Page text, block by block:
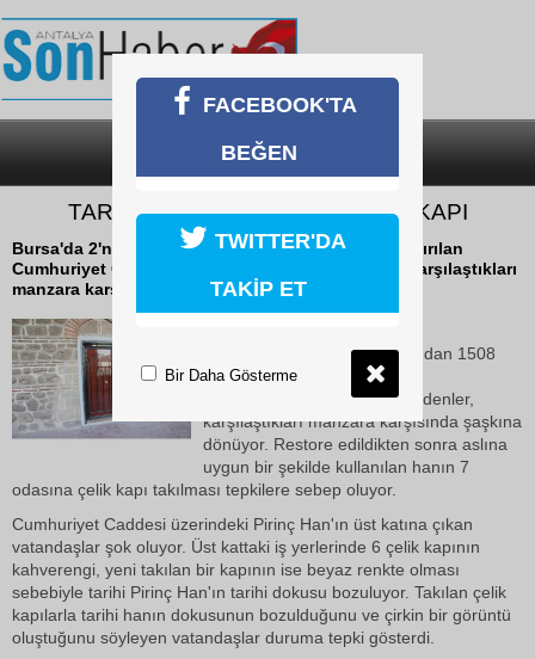
SON DAKİKA
TARİHİ HANDA HER YER ÇELİK KAPI
Bursa'da 2'nci Beyazıt tarafından 1508 yılında yaptırılan
Cumhuriyet Caddesi'ndeki Pirinç Han'a gidenler, karşılaştıkları
manzara karşısında şaşkına...
Bursa'da 2'nci Beyazıt tarafından 1508
yılında yaptırılan Cumhuriyet
Caddesi'ndeki Pirinç Han'a gidenler,
karşılaştıkları manzara karşısında şaşkına
dönüyor. Restore edildikten sonra aslına
uygun bir şekilde kullanılan hanın 7
odasına çelik kapı takılması tepkilere sebep oluyor.
Cumhuriyet Caddesi üzerindeki Pirinç Han'ın üst katına çıkan
vatandaşlar şok oluyor. Üst kattaki iş yerlerinde 6 çelik kapının
kahverengi, yeni takılan bir kapının ise beyaz renkte olması
sebebiyle tarihi Pirinç Han'ın tarihi dokusu bozuluyor. Takılan çelik
kapılarla tarihi hanın dokusunun bozulduğunu ve çirkin bir görüntü
oluştuğunu söyleyen vatandaşlar duruma tepki gösterdi.
FACEBOOK'TA
BEĞEN
TWITTER'DA
TAKİP ET
Bir Daha Gösterme